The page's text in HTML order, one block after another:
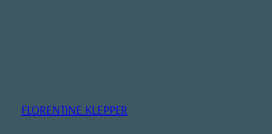
FLORENTINE KLEPPER